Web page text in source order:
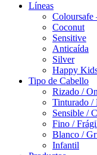
Líneas
Coloursafe
Coconut
Sensitive
Anticaída
Silver
Happy
Tipo de Cabello
Rizado /
Tinturado /
Sensible /
Fino /
Blanco /
Infantil